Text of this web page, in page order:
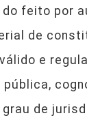
feito por
de
e
de